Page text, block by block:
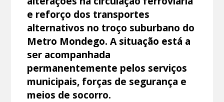
e reforço dos transportes
alternativos no troço suburbano do
Metro Mondego. A situação está a
ser acompanhada
permanentemente pelos serviços
municipais, forças de segurança e
meios de socorro.